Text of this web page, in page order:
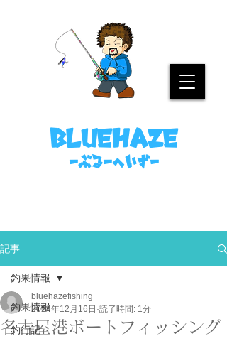
bluehaze
​－ぶるーへいずー
記事
釣果情報
釣行記
釣果情報
名古屋港ボートフィッシング
bluehazefishing
2024年12月16日 読了時間: 1分